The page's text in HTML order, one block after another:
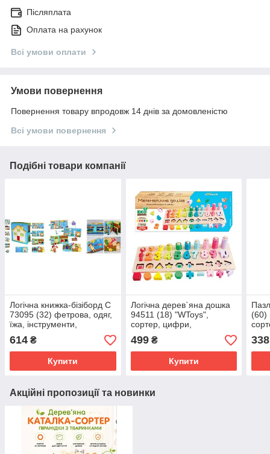
Післяплата
Оплата на рахунок
Всі умови оплати
Умови повернення
Повернення товару впродовж 14 днів за домовленістю
Всі умови повернення
Подібні товари компанії
Логічна книжка-бізіборд C
73095 (32) фетрова, одяг,
їжа, інструменти,
динозаври, посуд, в пакеті
614 ₴
Купити
Логічна дерев`яна дошка
94511 (18) "WToys",
сортер, цифри,
арифметичні знаки,
геометричні фігури,
кілочки з кільцями, в
499₴
Купити
(60)
338
Акційні пропозиції та новинки